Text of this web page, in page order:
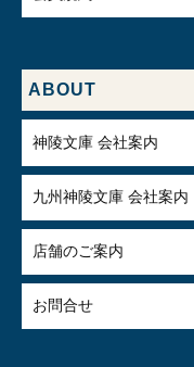
ABOUT
神陵文庫 会社案内
九州神陵文庫 会社案内
店舗のご案内
お問合せ